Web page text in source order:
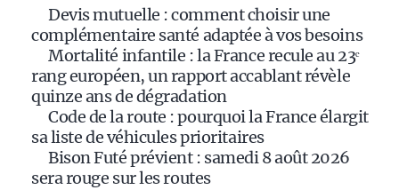
Devis mutuelle : comment choisir une
complémentaire santé adaptée à vos besoins
Mortalité infantile : la France recule au 23ᵉ
rang européen, un rapport accablant révèle
quinze ans de dégradation
Code de la route : pourquoi la France élargit
sa liste de véhicules prioritaires
Bison Futé prévient : samedi 8 août 2026
sera rouge sur les routes